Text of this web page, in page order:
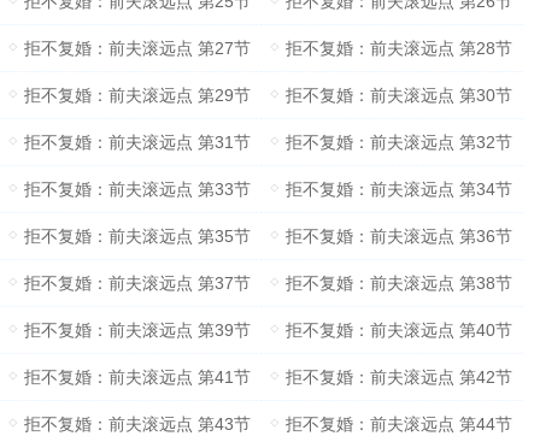
拒不复婚：前夫滚远点 第27节 拒不复婚：前夫滚远点 第28节
拒不复婚：前夫滚远点 第29节 拒不复婚：前夫滚远点 第30节
拒不复婚：前夫滚远点 第31节 拒不复婚：前夫滚远点 第32节
拒不复婚：前夫滚远点 第33节 拒不复婚：前夫滚远点 第34节
拒不复婚：前夫滚远点 第35节 拒不复婚：前夫滚远点 第36节
拒不复婚：前夫滚远点 第37节 拒不复婚：前夫滚远点 第38节
拒不复婚：前夫滚远点 第39节 拒不复婚：前夫滚远点 第40节
拒不复婚：前夫滚远点 第41节 拒不复婚：前夫滚远点 第42节
拒不复婚：前夫滚远点 第43节 拒不复婚：前夫滚远点 第44节